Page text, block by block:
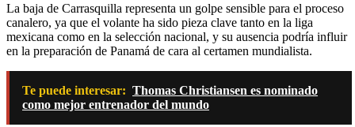
La baja de Carrasquilla representa un golpe sensible para el proceso
canalero, ya que el volante ha sido pieza clave tanto en la liga
mexicana como en la selección nacional, y su ausencia podría influir
en la preparación de Panamá de cara al certamen mundialista.
Te puede interesar: Thomas Christiansen es nominado
como mejor entrenador del mundo